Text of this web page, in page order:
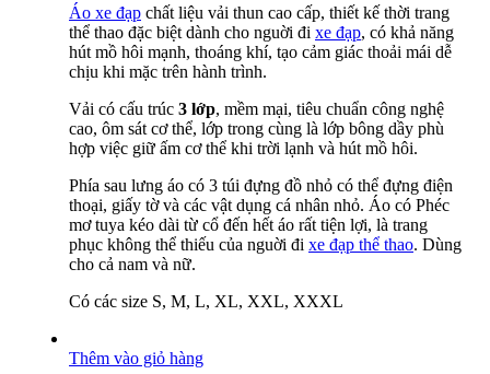
Áo xe đạp chất liệu vải thun cao cấp, thiết kế thời trang
thể thao đặc biệt dành cho nguời đi xe đạp, có khả năng
hút mồ hôi mạnh, thoáng khí, tạo cảm giác thoải mái dễ
chịu khi mặc trên hành trình.
Vải có cấu trúc 3 lớp, mềm mại, tiêu chuẩn công nghệ
cao, ôm sát cơ thể, lớp trong cùng là lớp bông dầy phù
hợp việc giữ ấm cơ thể khi trời lạnh và hút mồ hôi.
Phía sau lưng áo có 3 túi đựng đồ nhỏ có thể đựng điện
thoại, giấy tờ và các vật dụng cá nhân nhỏ. Áo có Phéc
mơ tuya kéo dài từ cổ đến hết áo rất tiện lợi, là trang
phục không thể thiếu của nguời đi xe đạp thể thao. Dùng
cho cả nam và nữ.
Có các size S, M, L, XL, XXL, XXXL
Thêm vào giỏ hàng